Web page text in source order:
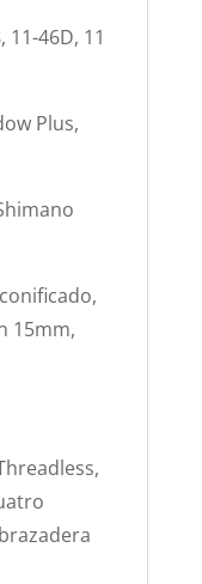
11-46D, 11
Plus,
15mm,